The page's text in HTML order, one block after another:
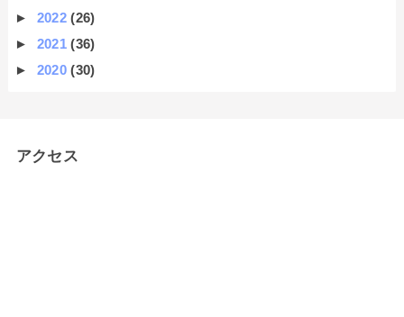
► 2022(26)
► 2021(36)
► 2020(30)
アクセス